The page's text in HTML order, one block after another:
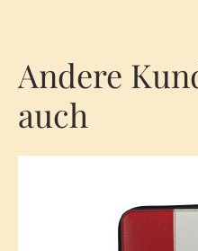
Andere
auch